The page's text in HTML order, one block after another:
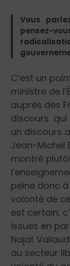
Vous
pensez-
C’est un
ministre de
auprès des
discours qui
un discours
Jean-Michel
montré
peine donc
volonté de
est certain,
issues en
Najat
au secteur